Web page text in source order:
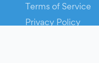
Terms of Service
Privacy Policy